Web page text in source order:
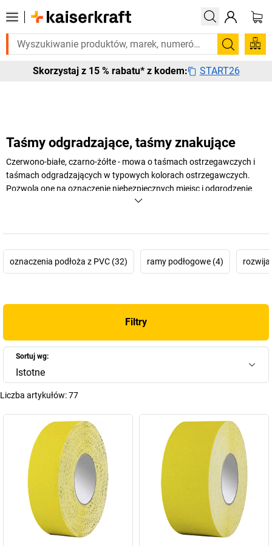
pilnie? Wybrane bestsellery dostarczamy w ciągu 2-3 dni
Szukaj
Skorzystaj z 15 % rabatu* z kodem: START26
Taśmy odgradzające, taśmy znakujące
Czerwono-białe, czarno-żółte - mowa o taśmach ostrzegawczych i
taśmach odgradzających w typowych kolorach ostrzegawczych.
Pozwolą one na oznaczenie niebezpiecznych miejsc i odgrodzenie
obszarów zagrożenia, zapewniając wyższe bezpieczeństwo w czasie
oznaczenia podłoża z PVC (32) ramy podłogowe (4)
Filtry
Sortuj wg:
Istotne
Liczba artykułów:77